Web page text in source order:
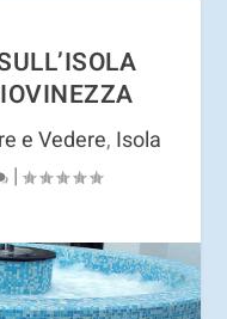
e Vedere, Isola
|